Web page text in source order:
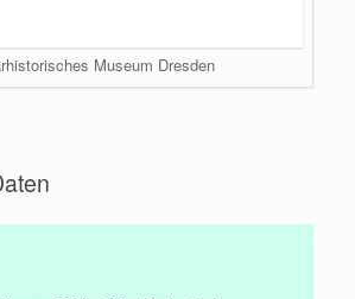
Museum Dresden